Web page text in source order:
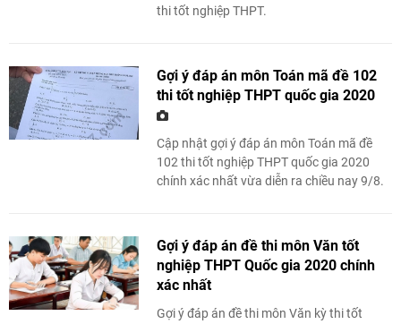
thi tốt nghiệp THPT.
Gợi ý đáp án môn Toán mã đề 102
thi tốt nghiệp THPT quốc gia 2020
Cập nhật gợi ý đáp án môn Toán mã đề
102 thi tốt nghiệp THPT quốc gia 2020
chính xác nhất vừa diễn ra chiều nay 9/8.
Gợi ý đáp án đề thi môn Văn tốt
nghiệp THPT Quốc gia 2020 chính
xác nhất
Gợi ý đáp án đề thi môn Văn kỳthi tốt